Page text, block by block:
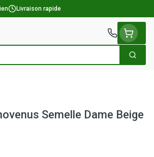
Livraison rapide
Semelle Dame Beige